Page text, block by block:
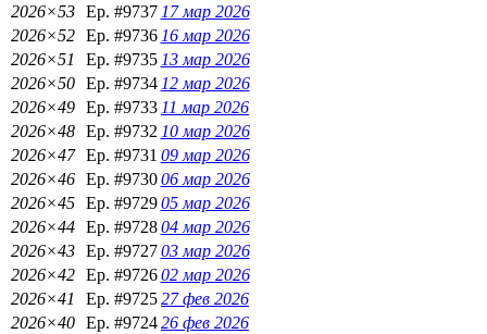
2026×53 Ep. #9737 17 мар 2026
2026×52 Ep. #9736 16 мар 2026
2026×51
Ep. #9735 13 мар 2026
2026×50 Ep. #9734 12 мар 2026
2026×49 Ep. #9733 11 мар 2026
2026×48 Ep. #9732 10 мар 2026
2026×47 Ep. #9731 09 мар 2026
2026×46 Ep. #973006 мар 2026
2026×45 Ep. #972905 мар 2026
2026×44 Ep. #972804 мар 2026
2026×43 Ep. #972703 мар 2026
2026×42 Ep. #972602 мар 2026
2026×41
Ep. #972527 фев 2026
2026×40 Ep. #972426 фев 2026